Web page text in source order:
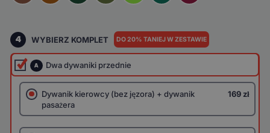
4 WYBIERZ KOMPLET DO 20% TANIEJ W ZESTAWIE
A Dwa dywaniki przednie
Dywanik kierowcy (bez jęzora) + dywanik
pasażera
169 zł